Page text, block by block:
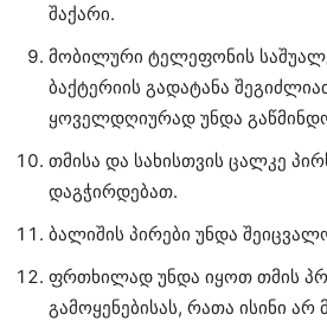
შაქარი.
მობილური ტელეფონის
ბაქტერიის გადატანა
ყოველდღიურად უნდა
თმისა და სახისთვის ცალკე
დაგჭირდებათ.
ბალიშის პირები უნდა
ფრთხილად უნდა იყოთ თმის
გამოყენებისას, რათა ისინი არ